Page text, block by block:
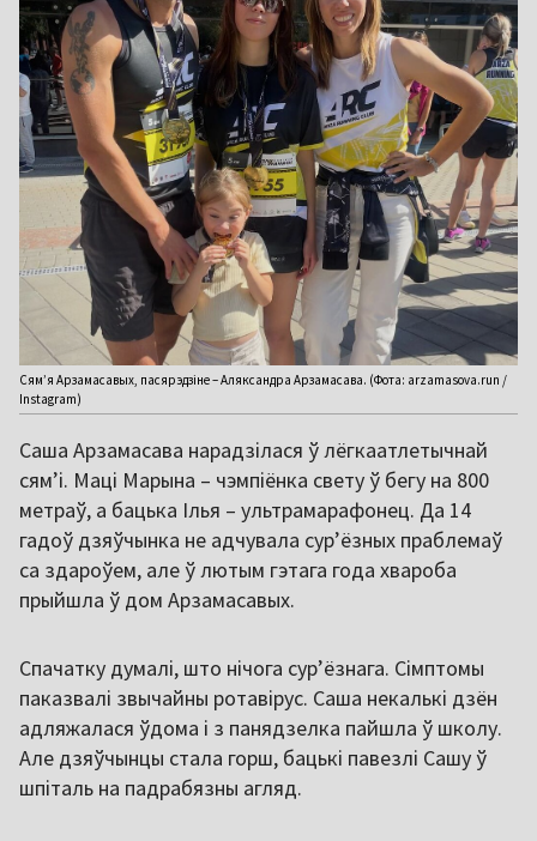
Сям’я Арзамасавых, пасярэдзіне – Аляксандра Арзамасава. (Фота: arzamasova.run /
Instagram)
Саша Арзамасава нарадзілася ў лёгкаатлетычнай
сямʼі. Маці Марына – чэмпіёнка свету ў бегу на 800
метраў, а бацька Ілья – ультрамарафонец. Да 14
гадоў дзяўчынка не адчувала сурʼёзных праблемаў
са здароўем, але ў лютым гэтага года хвароба
прыйшла ў дом Арзамасавых.
Спачатку думалі, што нічога сурʼёзнага. Сімптомы
паказвалі звычайны ротавірус. Саша некалькі дзён
адляжалася ўдома і з панядзелка пайшла ў школу.
Але дзяўчынцы стала горш, бацькі павезлі Сашу ў
шпіталь на падрабязны агляд.